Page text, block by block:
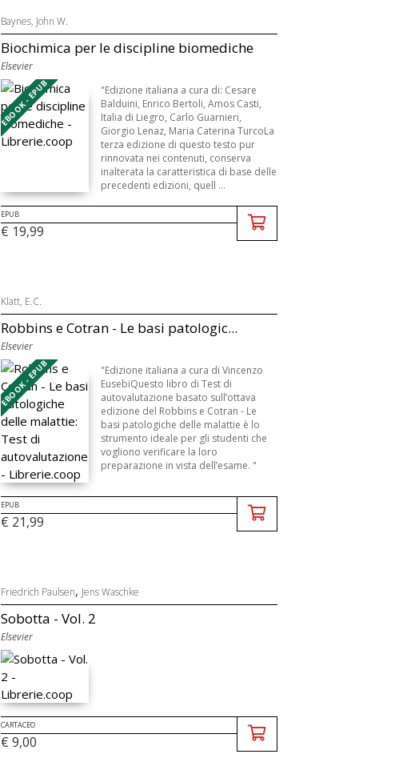
Baynes, John W.
Biochimica per le discipline biomediche
Elsevier
EBOOK - EPUB
"Edizione italiana a cura di: Cesare
Balduini, Enrico Bertoli, Amos Casti,
Italia di Liegro, Carlo Guarnieri,
Giorgio Lenaz, Maria Caterina TurcoLa
terza edizione di questo testo pur
rinnovata nei contenuti, conserva
inalterata la caratteristica di base delle
precedenti edizioni, quell ...
EPUB
€ 19,99
Klatt, E.C.
Robbins e Cotran - Le basi patologic...
Elsevier
EBOOK - EPUB
"Edizione italiana a cura di Vincenzo
EusebiQuesto libro di Test di
autovalutazione basato sull’ottava
edizione del Robbins e Cotran - Le
basi patologiche delle malattie è lo
strumento ideale per gli studenti che
vogliono verificare la loro
preparazione in vista dell’esame. "
EPUB
€ 21,99
Friedrich Paulsen, Jens Waschke
Sobotta - Vol. 2
Elsevier
CARTACEO
€ 9,00